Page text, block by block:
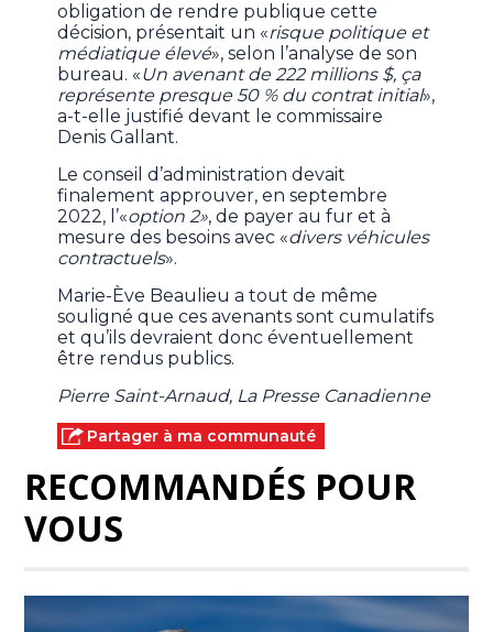
obligation de rendre publique cette
décision, présentait un «risque politique et
médiatique élevé», selon l’analyse de son
bureau. «Un avenant de 222 millions $, ça
représente presque 50 % du contrat initial»,
a-t-elle justifié devant le commissaire
Denis Gallant.
Le conseil d’administration devait
finalement approuver, en septembre
2022, l’«option 2», de payer au fur et à
mesure des besoins avec «divers véhicules
contractuels».
Marie-Ève Beaulieu a tout de même
souligné que ces avenants sont cumulatifs
et qu’ils devraient donc éventuellement
être rendus publics.
Pierre Saint-Arnaud, La Presse Canadienne
Partager à ma communauté
RECOMMANDÉS POUR
VOUS